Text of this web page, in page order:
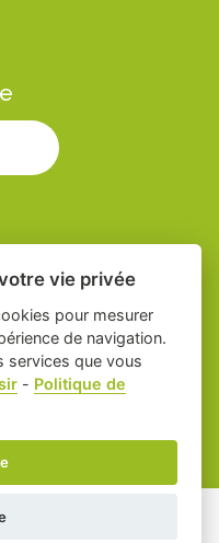
et appli
-
des cookies
vie privée
pour mesurer
de navigation.
services que vous
- Politique de